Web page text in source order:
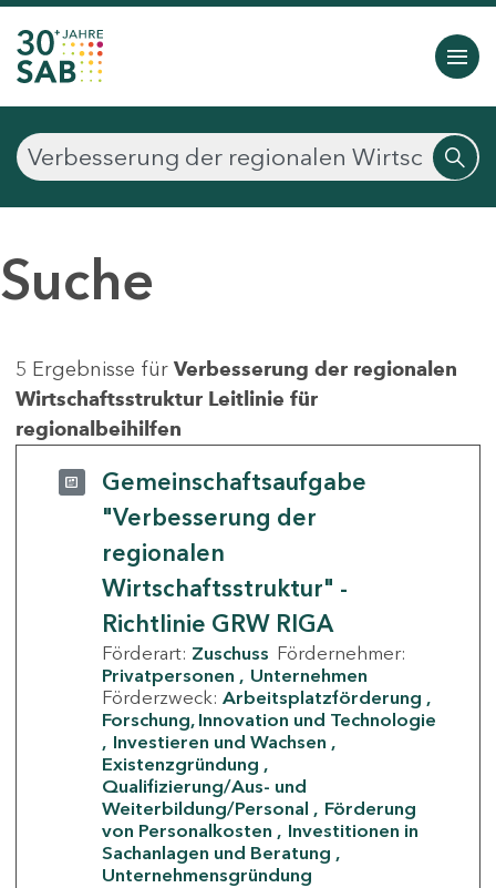
Suche
5 Ergebnisse für Verbesserung der regionalen
Wirtschaftsstruktur Leitlinie für
regionalbeihilfen
Gemeinschaftsaufgabe
"Verbesserung der
regionalen
Wirtschaftsstruktur" -
Richtlinie GRW RIGA
Förderart: Zuschuss Fördernehmer:
Privatpersonen
Unternehmen
Förderzweck: Arbeitsplatzförderung
Forschung, Innovation und Technologie
Investieren und Wachsen
Existenzgründung
Qualifizierung/Aus- und
Weiterbildung/Personal
Förderung
von Personalkosten
Investitionen in
Sachanlagen und Beratung
Unternehmensgründung